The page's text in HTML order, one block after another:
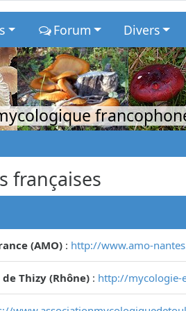
Forum Divers
françaises
(AMO) : http://www.amo-
Thizy (Rhône) : http://mycologie-